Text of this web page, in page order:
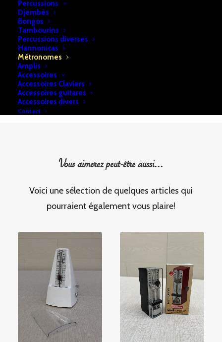
Percussions
Djembés
Bongos
Tambourins
Percussions diverses
Harmonicas
Métronomes
Amplis
Accessoires
Accessoires Claviers
Accessoires guitares
Accessoires divers
Contact
INFOS
Métronome électronique Yamaha ME-D1
Vous aimerez peut-être aussi...
Voici une sélection de quelques articles qui
pourraient également vous plaire!